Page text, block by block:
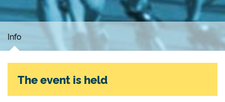
Info
The event is held